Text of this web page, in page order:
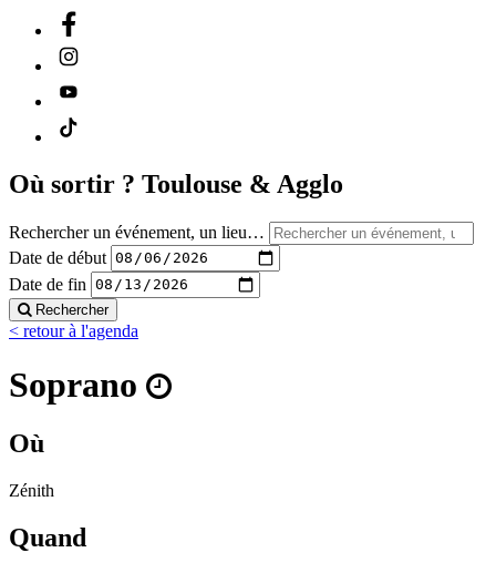
Où sortir ? Toulouse & Agglo
Rechercher un événement, un lieu…
Date de début
Date de fin
Rechercher
< retour à l'agenda
Soprano
Où
Zénith
Quand